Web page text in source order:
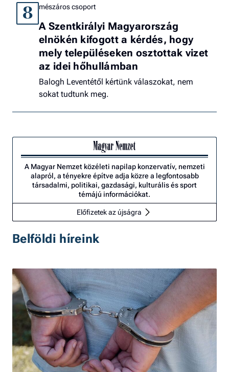
8 mészáros csoport
A Szentkirályi Magyarország
elnökén kifogott a kérdés, hogy
mely településeken osztottak vizet
az idei hőhullámban
Balogh Leventétől kértünk válaszokat, nem
sokat tudtunk meg.
A Magyar Nemzet közéleti napilap konzervatív, nemzeti
alapról, a tényekre építve adja közre a legfontosabb
társadalmi, politikai, gazdasági, kulturális és sport
témájú információkat.
Előfizetek az újságra
Belföldi híreink